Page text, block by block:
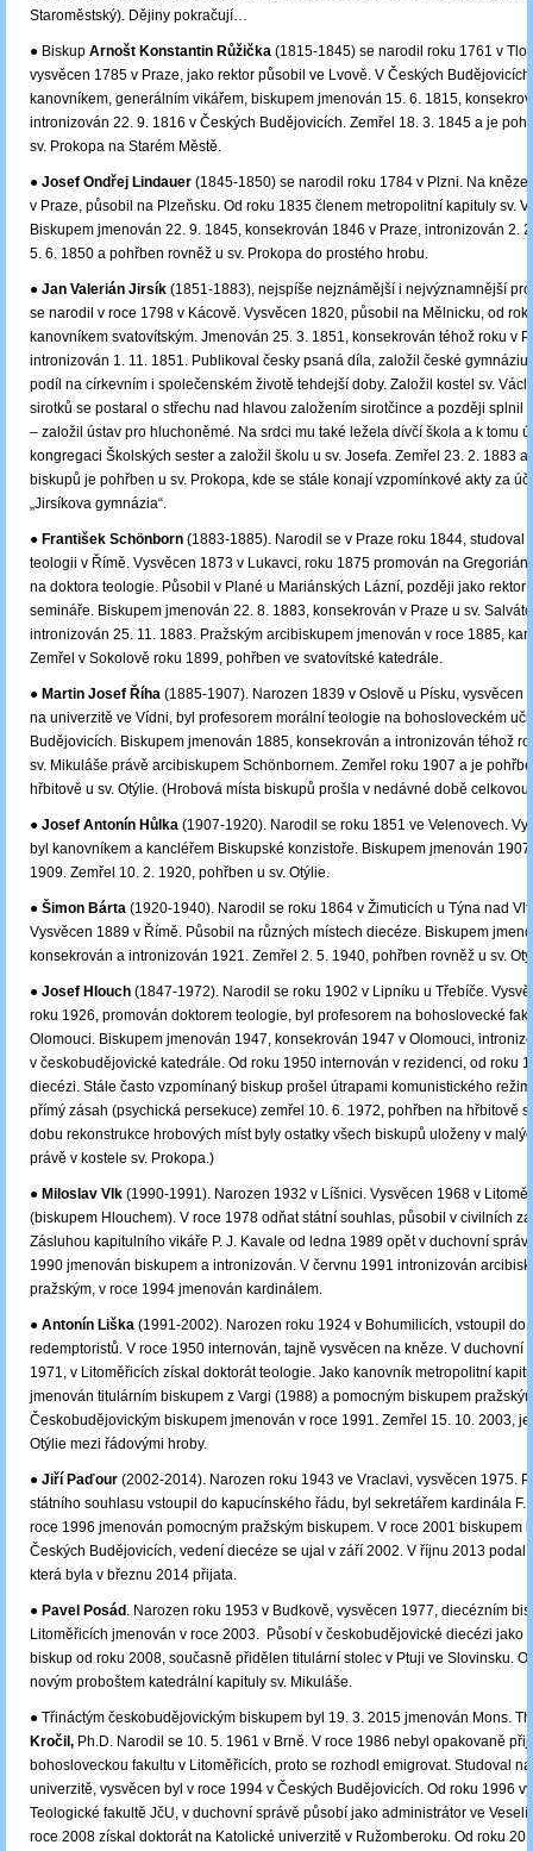
Staroměstský). Dějiny pokračují…
● Biskup Arnošt Konstantin Růžička (1815-1845) se narodil roku 1761 v
vysvěcen 1785 v Praze, jako rektor působil ve Lvově. V Českých
kanovníkem, generálním vikářem, biskupem jmenován 15. 6. 1815,
intronizován 22. 9. 1816 v Českých Budějovicích. Zemřel 18. 3. 1845 a je
sv. Prokopa na Starém Městě.
● Josef Ondřej Lindauer (1845-1850) se narodil roku 1784 v Plzni. Na kněze
v Praze, působil na Plzeňsku. Od roku 1835 členem metropolitní kapituly sv.
Biskupem jmenován 22. 9. 1845, konsekrován 1846 v Praze, intronizován 2.
5. 6. 1850 a pohřben rovněž u sv. Prokopa do prostého hrobu.
● Jan Valerián Jirsík (1851-1883), nejspíše nejznámější i nejvýznamnější
se narodil v roce 1798 v Kácově. Vysvěcen 1820, působil na Mělnicku, od
kanovníkem svatovítským. Jmenován 25. 3. 1851, konsekrován téhož roku v
intronizován 1. 11. 1851. Publikoval česky psaná díla, založil české
podíl na církevním i společenském životě tehdejší doby. Založil kostel sv.
sirotků se postaral o střechu nad hlavou založením sirotčince a později splnil
– založil ústav pro hluchoněmé. Na srdci mu také ležela dívčí škola a k tomu
kongregaci Školských sester a založil školu u sv. Josefa. Zemřel 23. 2. 1883
biskupů je pohřben u sv. Prokopa, kde se stále konají vzpomínkové akty za
„Jirsíkova gymnázia“.
● František Schönborn (1883-1885). Narodil se v Praze roku 1844, studoval
teologii v Římě. Vysvěcen 1873 v Lukavci, roku 1875 promován na
na doktora teologie. Působil v Plané u Mariánských Lázní, později jako rektor
semináře. Biskupem jmenován 22. 8. 1883, konsekrován v Praze u sv.
intronizován 25. 11. 1883. Pražským arcibiskupem jmenován v roce 1885,
Zemřel v Sokolově roku 1899, pohřben ve svatovítské katedrále.
● Martin Josef Říha (1885-1907). Narozen 1839 v Oslově u Písku, vysvěcen
na univerzitě ve Vídni, byl profesorem morální teologie na bohosloveckém
Budějovicích. Biskupem jmenován 1885, konsekrován a intronizován téhož
sv. Mikuláše právě arcibiskupem Schönbornem. Zemřel roku 1907 a je
hřbitově u sv. Otýlie. (Hrobová místa biskupů prošla v nedávné době
● Josef Antonín Hůlka (1907-1920). Narodil se roku 1851 ve Velenovech.
byl kanovníkem a kancléřem Biskupské konzistoře. Biskupem jmenován
1909. Zemřel 10. 2. 1920, pohřben u sv. Otýlie.
● Šimon Bárta (1920-1940). Narodil se roku 1864 v Žimuticích u Týna nad
Vysvěcen 1889 v Římě. Působil na různých místech diecéze. Biskupem
konsekrován a intronizován 1921. Zemřel 2. 5. 1940, pohřben rovněž u sv.
● Josef Hlouch (1847-1972). Narodil se roku 1902 v Lipníku u Třebíče.
roku 1926, promován doktorem teologie, byl profesorem na bohoslovecké
Olomouci. Biskupem jmenován 1947, konsekrován 1947 v Olomouci,
v českobudějovické katedrále. Od roku 1950 internován v rezidenci, od roku
diecézi. Stále často vzpomínaný biskup prošel útrapami komunistického
přímý zásah (psychická persekuce) zemřel 10. 6. 1972, pohřben na hřbitově
dobu rekonstrukce hrobových míst byly ostatky všech biskupů uloženy v
právě v kostele sv. Prokopa.)
● Miloslav Vlk (1990-1991). Narozen 1932 v Líšnici. Vysvěcen 1968 v
(biskupem Hlouchem). V roce 1978 odňat státní souhlas, působil v civilních
Zásluhou kapitulního vikáře P. J. Kavale od ledna 1989 opět v duchovní
1990 jmenován biskupem a intronizován. V červnu 1991 intronizován
pražským, v roce 1994 jmenován kardinálem.
● Antonín Liška (1991-2002). Narozen roku 1924 v Bohumilicích, vstoupil do
redemptoristů. V roce 1950 internován, tajně vysvěcen na kněze. V duchovní
1971, v Litoměřicích získal doktorát teologie. Jako kanovník metropolitní
jmenován titulárním biskupem z Vargi (1988) a pomocným biskupem
Českobudějovickým biskupem jmenován v roce 1991. Zemřel 15. 10. 2003,
Otýlie mezi řádovými hroby.
● Jiří Paďour (2002-2014). Narozen roku 1943 ve Vraclavi, vysvěcen 1975.
státního souhlasu vstoupil do kapucínského řádu, byl sekretářem kardinála F.
roce 1996 jmenován pomocným pražským biskupem. V roce 2001 biskupem
Českých Budějovicích, vedení diecéze se ujal v září 2002. V říjnu 2013 podal
která byla v březnu 2014 přijata.
● Pavel Posád . Narozen roku 1953 v Budkově, vysvěcen 1977, diecézním
Litoměřicích jmenován v roce 2003. Působí v českobudějovické diecézi jako
biskup od roku 2008, současně přidělen titulární stolec v Ptuji ve Slovinsku.
novým proboštem katedrální kapituly sv. Mikuláše.
● Třináctým českobudějovickým biskupem byl 19. 3. 2015 jmenován Mons.
Kročil, Ph.D. Narodil se 10. 5. 1961 v Brně. V roce 1986 nebyl opakovaně
bohosloveckou fakultu v Litoměřicích, proto se rozhodl emigrovat. Studoval
univerzitě, vysvěcen byl v roce 1994 v Českých Budějovicích. Od roku 1996
Teologické fakultě JčU, v duchovní správě působí jako administrátor ve Veselí
roce 2008 získal doktorát na Katolické univerzitě v Ružomberoku. Od roku